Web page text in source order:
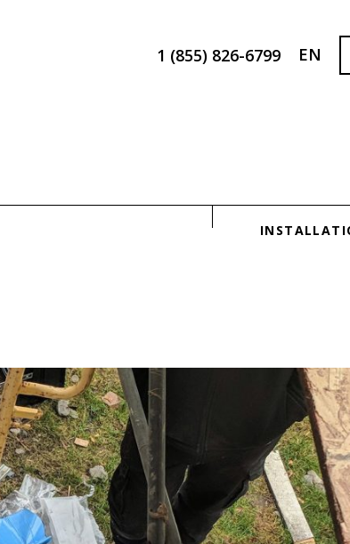
1 (855) 826-6799 EN